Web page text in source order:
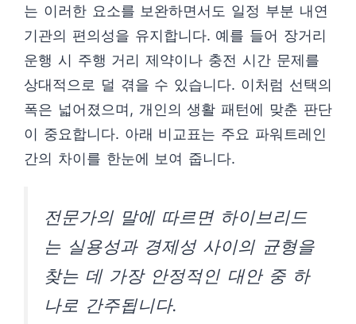
는 이러한 요소를 보완하면서도 일정 부분 내연
기관의 편의성을 유지합니다. 예를 들어 장거리
운행 시 주행 거리 제약이나 충전 시간 문제를
상대적으로 덜 겪을 수 있습니다. 이처럼 선택의
폭은 넓어졌으며, 개인의 생활 패턴에 맞춘 판단
이 중요합니다. 아래 비교표는 주요 파워트레인
간의 차이를 한눈에 보여 줍니다.
전문가의 말에 따르면 하이브리드
는 실용성과 경제성 사이의 균형을
찾는 데 가장 안정적인 대안 중 하
나로 간주됩니다.